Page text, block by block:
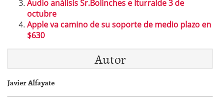
Audio análisis Sr.Bolinches e Iturralde 3 de
octubre
Apple va camino de su soporte de medio plazo en
$630
Autor
Javier Alfayate